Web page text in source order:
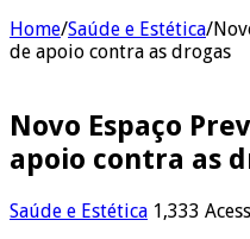
Home/Saúde e Estética/
de apoio contra as drogas
Novo Espaço
apoio contra as
Saúde e Estética 1,333